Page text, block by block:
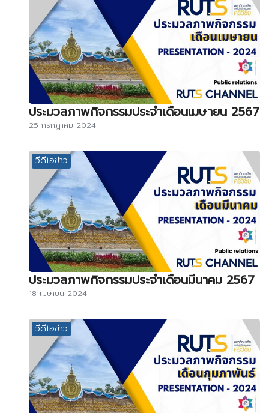
ประมวลภาพกิจกรรมประจำเดือนเมษายน 2567
25 กรกฎาคม 2024
วีดีโอข่าว
ประมวลภาพกิจกรรมประจำเดือนมีนาคม 2567
18 เมษายน 2024
วีดีโอข่าว